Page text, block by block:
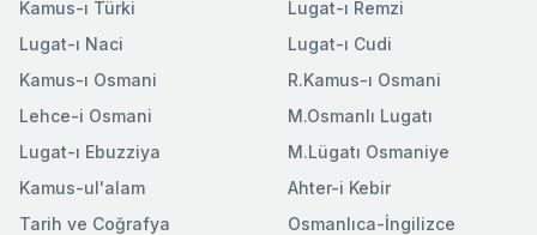
Kamus-ı Türki
Lugat-ı Naci
Kamus-ı Osmani
Lehce-i Osmani
Lugat-ı Ebuzziya
Lugat-ı Remzi
Lugat-ı Cudi
R.Kamus-ı Osmani
M.Osmanlı Lugatı
M.Lügatı Osmaniye
Kamus-ul'alam
Tarih ve Coğrafya
Ahter-i Kebir
Osmanlıca-İngilizce